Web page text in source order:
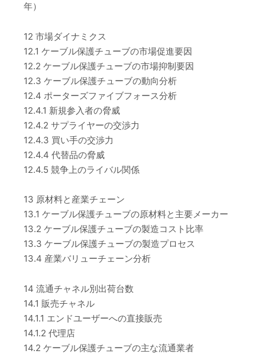
年）
12 市場ダイナミクス
12.1 ケーブル保護チューブの市場促進要因
12.2 ケーブル保護チューブの市場抑制要因
12.3 ケーブル保護チューブの動向分析
12.4 ポーターズファイブフォース分析
12.4.1 新規参入者の脅威
12.4.2 サプライヤーの交渉力
12.4.3 買い手の交渉力
12.4.4 代替品の脅威
12.4.5 競争上のライバル関係
13 原材料と産業チェーン
13.1 ケーブル保護チューブの原材料と主要メーカー
13.2 ケーブル保護チューブの製造コスト比率
13.3 ケーブル保護チューブの製造プロセス
13.4 産業バリューチェーン分析
14 流通チャネル別出荷台数
14.1 販売チャネル
14.1.1 エンドユーザーへの直接販売
14.1.2 代理店
14.2 ケーブル保護チューブの主な流通業者